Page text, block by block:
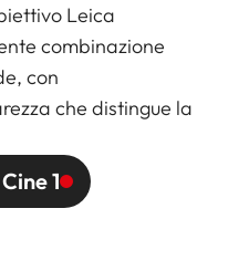
Leica
combinazione
con
che distingue la
1